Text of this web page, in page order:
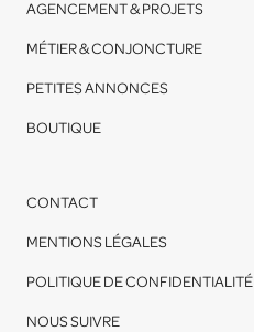
AGENCEMENT & PROJETS
MÉTIER & CONJONCTURE
PETITES ANNONCES
BOUTIQUE
CONTACT
MENTIONS LÉGALES
POLITIQUE DE CONFIDENTIALITÉ
NOUS SUIVRE